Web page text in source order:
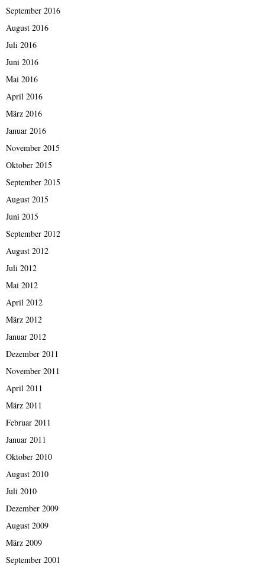
September 2016
August 2016
Juli 2016
Juni 2016
Mai 2016
April 2016
März 2016
Januar 2016
November 2015
Oktober 2015
September 2015
August 2015
Juni 2015
September 2012
August 2012
Juli 2012
Mai 2012
April 2012
März 2012
Januar 2012
Dezember 2011
November 2011
April 2011
März 2011
Februar 2011
Januar 2011
Oktober 2010
August 2010
Juli 2010
Dezember 2009
August 2009
März 2009
September 2001